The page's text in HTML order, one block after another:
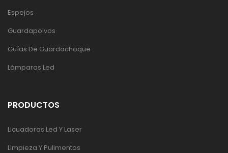
Espejos
Guardapolvos
Guías De Guardachoque
Lámparas Led
PRODUCTOS
Licuadoras Led Y Laser
Limpieza Y Pulimentos